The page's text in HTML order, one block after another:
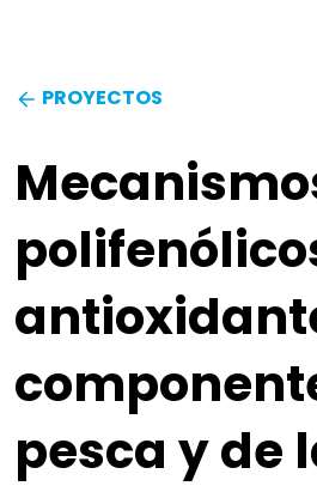
PROYECTOS
pesca y de